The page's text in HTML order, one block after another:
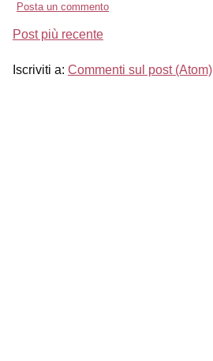
Posta un commento
Post più recente
Iscriviti a: Commenti sul post (Atom)